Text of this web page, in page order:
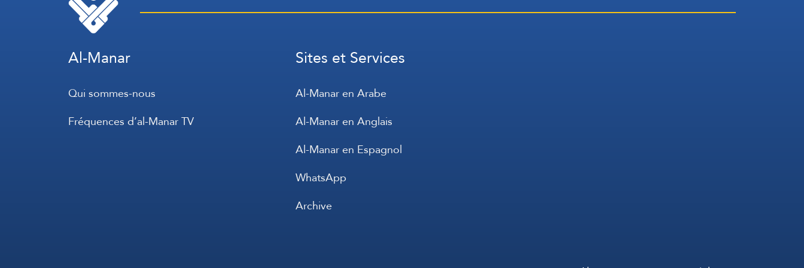
Al-Manar
Qui sommes-nous
Fréquences d’al-Manar TV
Sites et Services
Al-Manar en Arabe
Al-Manar en Anglais
Al-Manar en Espagnol
WhatsApp
Archive